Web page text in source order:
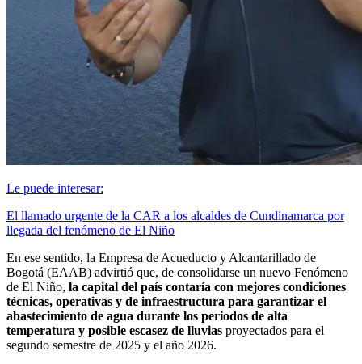
Le puede interesar:
El llamado urgente de la CAR a los alcaldes de Cundinamarca por
llegada del fenómeno de El Niño
En ese sentido, la Empresa de Acueducto y Alcantarillado de
Bogotá (EAAB) advirtió que, de consolidarse un nuevo Fenómeno
de El Niño, la capital del país contaría con mejores condiciones
técnicas, operativas y de infraestructura para garantizar el
abastecimiento de agua durante los periodos de alta
temperatura y posible escasez de lluvias proyectados para el
segundo semestre de 2025 y el año 2026.